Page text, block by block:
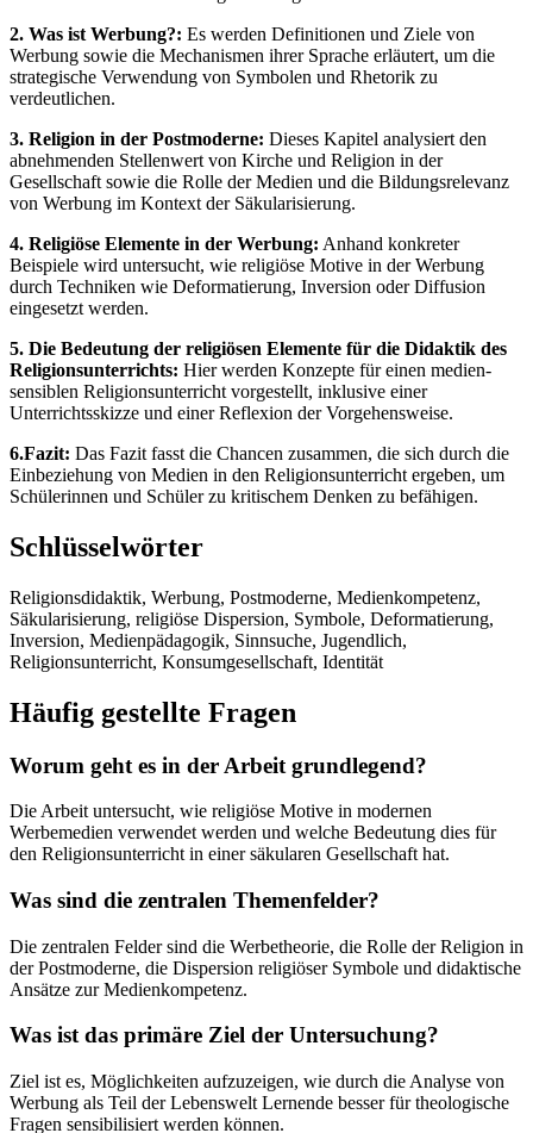
2. Was ist Werbung?: Es werden Definitionen und Ziele von
Werbung sowie die Mechanismen ihrer Sprache erläutert, um die
strategische Verwendung von Symbolen und Rhetorik zu
verdeutlichen.
3. Religion in der Postmoderne: Dieses Kapitel analysiert den
abnehmenden Stellenwert von Kirche und Religion in der
Gesellschaft sowie die Rolle der Medien und die Bildungsrelevanz
von Werbung im Kontext der Säkularisierung.
4. Religiöse Elemente in der Werbung: Anhand konkreter
Beispiele wird untersucht, wie religiöse Motive in der Werbung
durch Techniken wie Deformatierung, Inversion oder Diffusion
eingesetzt werden.
5. Die Bedeutung der religiösen Elemente für die Didaktik des
Religionsunterrichts: Hier werden Konzepte für einen medien-
sensiblen Religionsunterricht vorgestellt, inklusive einer
Unterrichtsskizze und einer Reflexion der Vorgehensweise.
6.Fazit: Das Fazit fasst die Chancen zusammen, die sich durch die
Einbeziehung von Medien in den Religionsunterricht ergeben, um
Schülerinnen und Schüler zu kritischem Denken zu befähigen.
Schlüsselwörter
Religionsdidaktik, Werbung, Postmoderne, Medienkompetenz,
Säkularisierung, religiöse Dispersion, Symbole, Deformatierung,
Inversion, Medienpädagogik, Sinnsuche, Jugendlich,
Religionsunterricht, Konsumgesellschaft, Identität
Häufig gestellte Fragen
Worum geht es in der Arbeit grundlegend?
Die Arbeit untersucht, wie religiöse Motive in modernen
Werbemedien verwendet werden und welche Bedeutung dies für
den Religionsunterricht in einer säkularen Gesellschaft hat.
Was sind die zentralen Themenfelder?
Die zentralen Felder sind die Werbetheorie, die Rolle der Religion in
der Postmoderne, die Dispersion religiöser Symbole und didaktische
Ansätze zur Medienkompetenz.
Was ist das primäre Ziel der Untersuchung?
Ziel ist es, Möglichkeiten aufzuzeigen, wie durch die Analyse von
Werbung als Teil der Lebenswelt Lernende besser für theologische
Fragen sensibilisiert werden können.